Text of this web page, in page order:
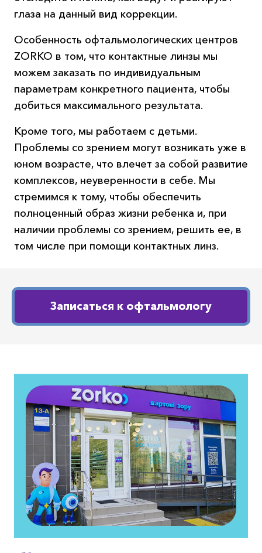
глаза на данный вид коррекции.
Особенность офтальмологических центров
ZORKO в том, что контактные линзы мы
можем заказать по индивидуальным
параметрам конкретного пациента, чтобы
добиться максимального результата.
Кроме того, мы работаем с детьми.
Проблемы со зрением могут возникать уже в
юном возрасте, что влечет за собой развитие
комплексов, неуверенности в себе. Мы
стремимся к тому, чтобы обеспечить
полноценный образ жизни ребенка и, при
наличии проблемы со зрением, решить ее, в
том числе при помощи контактных линз.
Записаться к офтальмологу